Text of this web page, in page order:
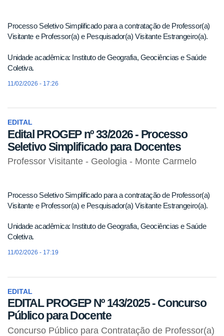
Processo Seletivo Simplificado para a contratação de Professor(a)
Visitante e Professor(a) e Pesquisador(a) Visitante Estrangeiro(a).
Unidade acadêmica: Instituto de Geografia, Geociências e Saúde
Coletiva.
11/02/2026 - 17:26
EDITAL
Edital PROGEP nº 33/2026 - Processo
Seletivo Simplificado para Docentes
Professor Visitante - Geologia - Monte Carmelo
Processo Seletivo Simplificado para a contratação de Professor(a)
Visitante e Professor(a) e Pesquisador(a) Visitante Estrangeiro(a).
Unidade acadêmica: Instituto de Geografia, Geociências e Saúde
Coletiva.
11/02/2026 - 17:19
EDITAL
EDITAL PROGEP Nº 143/2025 - Concurso
Público para Docente
Concurso Público para Contratação de Professor(a)